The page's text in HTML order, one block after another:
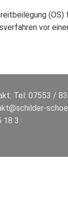
(OS)
vor
Tel: 07553 /
18 3